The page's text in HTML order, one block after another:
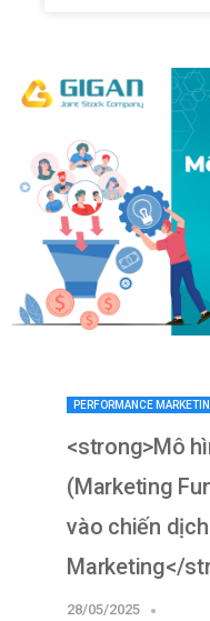
PERFORMANCE
<strong>Mô
(Marketing
vào chiến
Marketing</
28/05/2025